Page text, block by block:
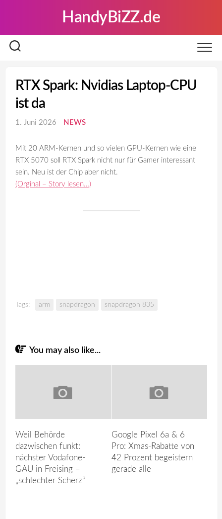
HandyBiZZ.de
RTX Spark: Nvidias Laptop-CPU
ist da
1. Juni 2026 NEWS
Mit 20 ARM-Kernen und so vielen GPU-Kernen wie eine
RTX 5070 soll RTX Spark nicht nur für Gamer interessant
sein. Neu ist der Chip aber nicht.
(Orginal – Story lesen…)
Tags: arm snapdragon snapdragon 835
You may also like...
Weil Behörde
dazwischen funkt:
nächster Vodafone-
GAU in Freising –
„schlechter Scherz“
Google Pixel 6a & 6
Pro: Xmas-Rabatte von
42 Prozent begeistern
gerade alle